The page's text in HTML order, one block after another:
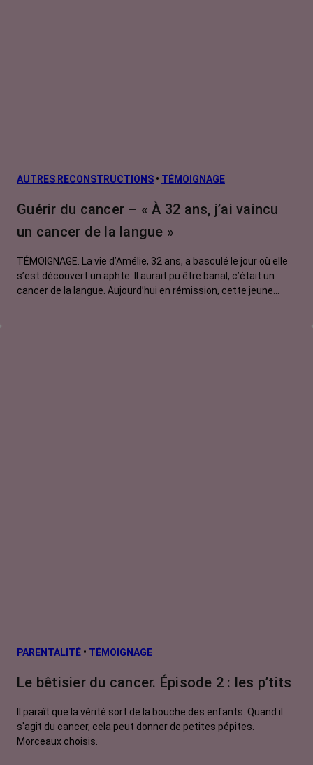
AUTRES RECONSTRUCTIONS • TÉMOIGNAGE
Guérir du cancer – « À 32 ans, j’ai vaincu
un cancer de la langue »
TÉMOIGNAGE. La vie d’Amélie, 32 ans, a basculé le jour où elle
s’est découvert un aphte. Il aurait pu être banal, c’était un
cancer de la langue. Aujourd’hui en rémission, cette jeune
PARENTALITÉ • TÉMOIGNAGE
Le bêtisier du cancer. Épisode 2 : les p’tits
Il paraît que la vérité sort de la bouche des enfants. Quand il
s'agit du cancer, cela peut donner de petites pépites.
Morceaux choisis.